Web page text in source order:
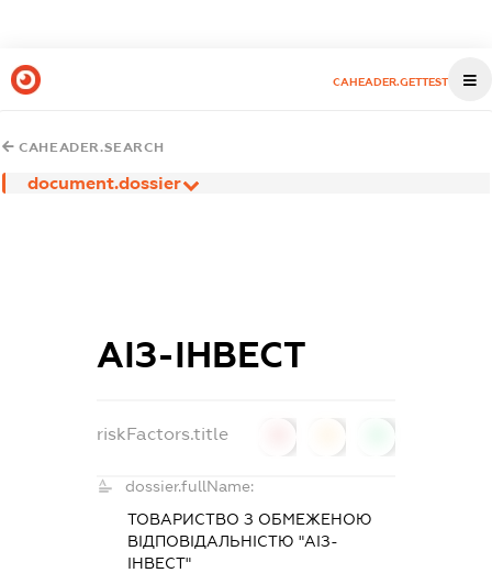
CAHEADER.GETTEST
CAHEADER.SEARCH
document.dossier
АІЗ-ІНВЕСТ
riskFactors.title
dossier.fullName:
ТОВАРИСТВО З ОБМЕЖЕНОЮ
ВІДПОВІДАЛЬНІСТЮ "АІЗ-
ІНВЕСТ"